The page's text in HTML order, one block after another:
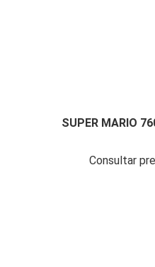
SUPER MARIO
Consultar